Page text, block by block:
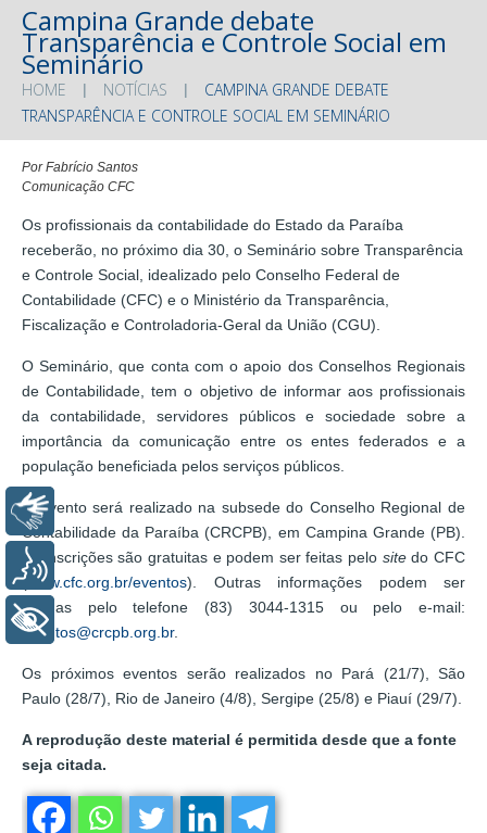
Campina Grande debate
Transparência e Controle Social em
Seminário
HOME NOTÍCIAS
CAMPINA GRANDE DEBATE
TRANSPARÊNCIA E CONTROLE SOCIAL EM SEMINÁRIO
Por Fabrício Santos
Comunicação CFC
Os profissionais da contabilidade do Estado da Paraíba
receberão, no próximo dia 30, o Seminário sobre Transparência
e Controle Social, idealizado pelo Conselho Federal de
Contabilidade (CFC) e o Ministério da Transparência,
Fiscalização e Controladoria-Geral da União (CGU).
O Seminário, que conta com o apoio dos Conselhos Regionais
de Contabilidade, tem o objetivo de informar aos profissionais
da contabilidade, servidores públicos e sociedade sobre a
importância da comunicação entre os entes federados e a
população beneficiada pelos serviços públicos.
O evento será realizado na subsede do Conselho Regional de
Contabilidade da Paraíba (CRCPB), em Campina Grande (PB).
As inscrições são gratuitas e podem ser feitas pelo sitedo CFC
( www.cfc.org.br/eventos). Outras informações podem ser
obtidas pelo telefone (83) 3044-1315 ou pelo e-mail:
eventos@crcpb.org.br.
Os próximos eventos serão realizados no Pará (21/7), São
Paulo (28/7), Rio de Janeiro (4/8), Sergipe (25/8) e Piauí (29/7).
A reprodução deste material é permitida desde que a fonte
seja citada.
Libras
Voz
+ Acessibilidade